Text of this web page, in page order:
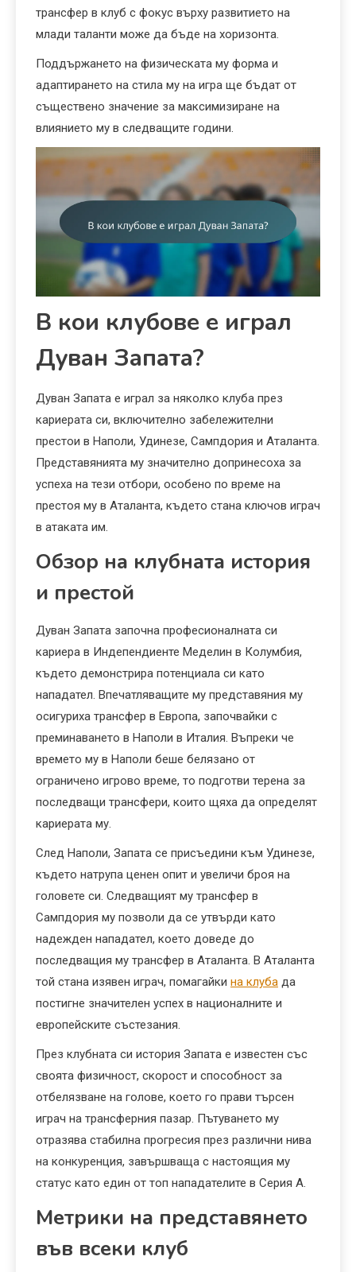
трансфер в клуб с фокус върху развитието на
млади таланти може да бъде на хоризонта.
Поддържането на физическата му форма и
адаптирането на стила му на игра ще бъдат от
съществено значение за максимизиране на
влиянието му в следващите години.
В кои клубове е играл
Дуван Запата?
Дуван Запата е играл за няколко клуба през
кариерата си, включително забележителни
престои в Наполи, Удинезе, Сампдория и Аталанта.
Представянията му значително допринесоха за
успеха на тези отбори, особено по време на
престоя му в Аталанта, където стана ключов играч
в атаката им.
Обзор на клубната история
и престой
Дуван Запата започна професионалната си
кариера в Индепендиенте Меделин в Колумбия,
където демонстрира потенциала си като
нападател. Впечатляващите му представяния му
осигуриха трансфер в Европа, започвайки с
преминаването в Наполи в Италия. Въпреки че
времето му в Наполи беше белязано от
ограничено игрово време, то подготви терена за
последващи трансфери, които щяха да определят
кариерата му.
След Наполи, Запата се присъедини към Удинезе,
където натрупа ценен опит и увеличи броя на
головете си. Следващият му трансфер в
Сампдория му позволи да се утвърди като
надежден нападател, което доведе до
последващия му трансфер в Аталанта. В Аталанта
той стана изявен играч, помагайки на клуба да
постигне значителен успех в националните и
европейските състезания.
През клубната си история Запата е известен със
своята физичност, скорост и способност за
отбелязване на голове, което го прави търсен
играч на трансферния пазар. Пътуването му
отразява стабилна прогресия през различни нива
на конкуренция, завършваща с настоящия му
статус като един от топ нападателите в Серия А.
Метрики на представянето
във всеки клуб